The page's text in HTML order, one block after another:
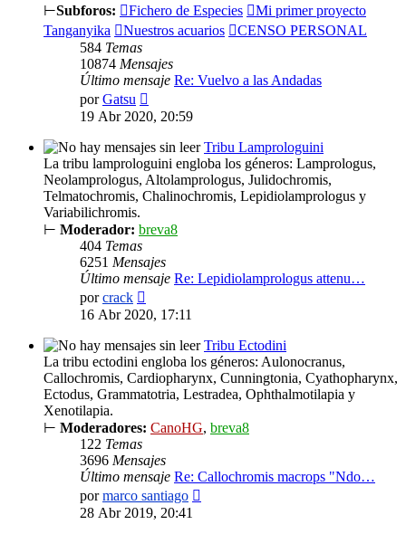
⊢Subforos: Fichero de Especies
Mi primer proyecto
Tanganyika
Nuestros acuarios
CENSO PERSONAL
584 Temas
10874 Mensajes
Último mensaje Re: Vuelvo a las Andadas
porGatsu
último
mensaje
19 Abr 2020, 20:59
Tribu Lamprologuini
La tribu lamprologuini engloba los géneros: Lamprologus,
Neolamprologus, Altolamprologus, Julidochromis,
Telmatochromis, Chalinochromis, Lepidiolamprologus y
Variabilichromis.
⊢ Moderador: breva8
404 Temas
6251 Mensajes
Último mensaje Re: Lepidiolamprologus attenu…
porcrack
último
mensaje
16 Abr 2020, 17:11
Tribu Ectodini
La tribu ectodini engloba los géneros: Aulonocranus,
Callochromis, Cardiopharynx, Cunningtonia, Cyathopharynx,
Ectodus, Grammatotria, Lestradea, Ophthalmotilapia y
Xenotilapia.
⊢ Moderadores: CanoHG, breva8
122 Temas
3696 Mensajes
Último mensaje Re: Callochromis macrops "Ndo…
pormarco santiago
28 Abr 2019, 20:41